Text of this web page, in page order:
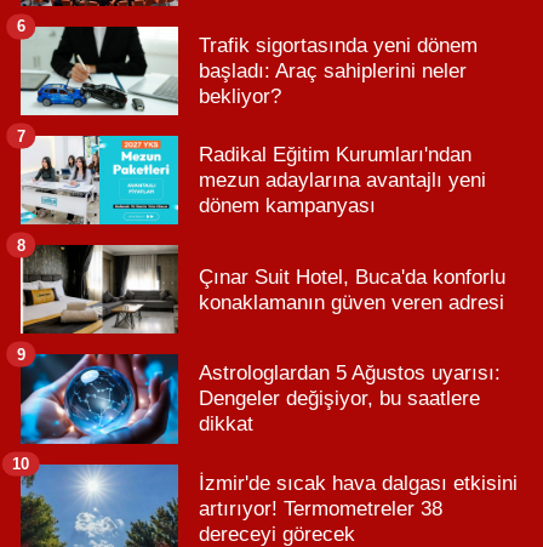
Trafik sigortasında yeni dönem
başladı: Araç sahiplerini neler
bekliyor?
6
Radikal Eğitim Kurumları'ndan
mezun adaylarına avantajlı yeni
dönem kampanyası
7
Çınar Suit Hotel, Buca'da konforlu
konaklamanın güven veren adresi
8
Astrologlardan 5 Ağustos uyarısı:
Dengeler değişiyor, bu saatlere
dikkat
9
İzmir'de sıcak hava dalgası etkisini
artırıyor! Termometreler 38
dereceyi görecek
10